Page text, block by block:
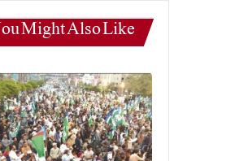
Might Also Like